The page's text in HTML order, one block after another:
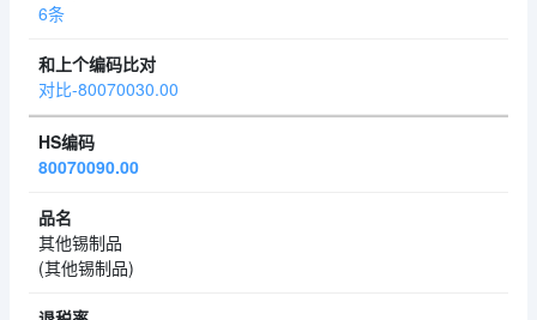
6条
对比-80070030.00
80070090.00
其他锡制品
(其他锡制品)